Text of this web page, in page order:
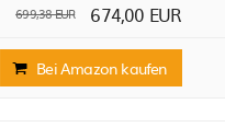
699,38 EUR 674,00 EUR
Bei Amazon kaufen